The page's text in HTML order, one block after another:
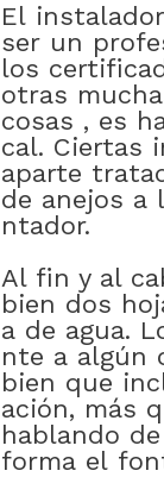
El instalador
ser un
los
otras
cosas , es
cal. Ciertas
aparte
de anejos a
ntador.
Al fin y al
bien dos
a de agua.
nte a algún
bien que
ación, más
hablando de
forma el